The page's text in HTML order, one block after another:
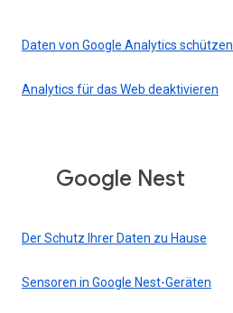
Daten von Google Analytics schützen
Analytics für das Web deaktivieren
Google Nest
Der Schutz Ihrer Daten zu Hause
Sensoren in Google Nest-Geräten